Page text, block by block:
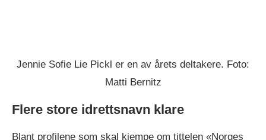
Jennie Sofie Lie Pickl er en av årets deltakere. Foto:
Matti Bernitz
Flere store idrettsnavn klare
Blant profilene som skal kjempe om tittelen «Norges